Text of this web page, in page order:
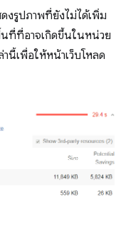
งรูปภาพที่ยังไม่ได้เพิ่ม
ที่ที่อาจเกิดขึ้นในหน่วย
นี้เพื่อให้หน้าเว็บโหลด